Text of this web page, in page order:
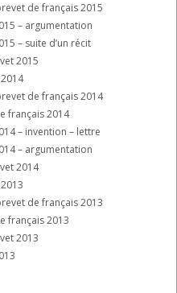
de français 2015
– argumentation
– suite d’un récit
2015
2014
de français 2014
français 2014
– invention – lettre
– argumentation
2014
de français 2013
français 2013
2013